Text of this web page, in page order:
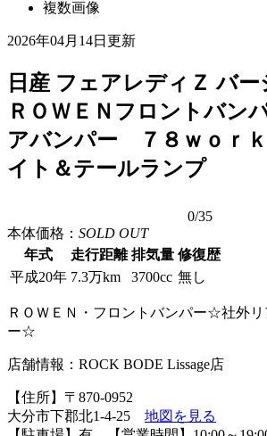
複数画像
2026年04月14日更新
日産 フェアレディＺ バ
ＲＯＷＥＮフロントバン
アバンパー ７８ｗｏｒ
イト＆テールランプ
0/35
本体価格： SOLD OUT
年式
走行距離 排気量 修復歴
平成20年 7.3万km 3700cc 無し
ＲＯＷＥＮ・フロントバンパー☆社外
ー☆
店舗情報：ROCK BODE Lissage店
【住所】〒870-0952
大分市下郡北1-4-25 地図を見る